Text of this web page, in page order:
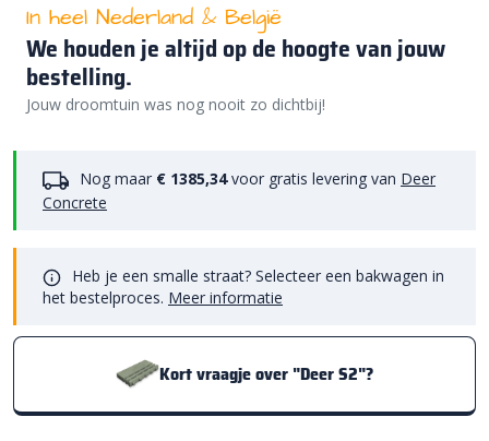
In heel Nederland & België
We houden je altijd op de hoogte van jouw
bestelling.
Jouw droomtuin was nog nooit zo dichtbij!
Nog maar € 1385,34voor gratis levering van Deer
Concrete
Heb je een smalle straat? Selecteer een bakwagen in
het bestelproces. Meer informatie
Kort vraagje over "Deer S2"?